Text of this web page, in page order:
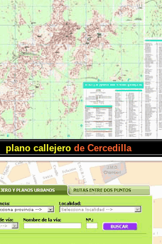
plano callejerode Cercedilla